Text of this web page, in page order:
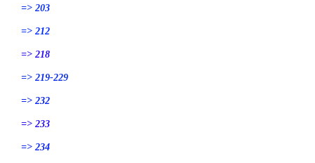
=> 203
=> 212
=> 218
=> 219-229
=> 232
=> 233
=> 234